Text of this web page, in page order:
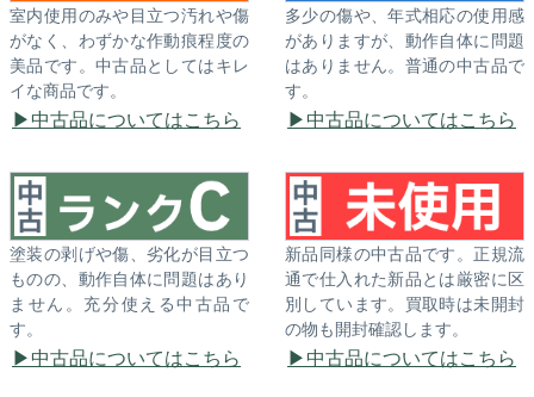
室内使用のみや目立つ汚れや傷
がなく、わずかな作動痕程度の
美品です。中古品としてはキレ
イな商品です。
中古品についてはこちら
多少の傷や、年式相応の使用感
がありますが、動作自体に問題
はありません。普通の中古品で
す。
中古品についてはこちら
塗装の剥げや傷、劣化が目立つ
ものの、動作自体に問題はあり
ません。充分使える中古品で
す。
中古品についてはこちら
新品同様の中古品です。正規流
通で仕入れた新品とは厳密に区
別しています。買取時は未開封
の物も開封確認します。
中古品についてはこちら